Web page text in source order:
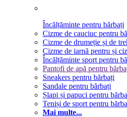
Încălțăminte pentru bărbați
Cizme de cauciuc pentru
Cizme de drumeție și de
Cizme de iarnă pentru și
Încălțăminte sport pentru
Pantofi de apă pentru
Sneakers pentru bărbați
Sandale pentru bărbați
Șlapi și papuci pentru
Teniși de sport pentru
Mai multe...